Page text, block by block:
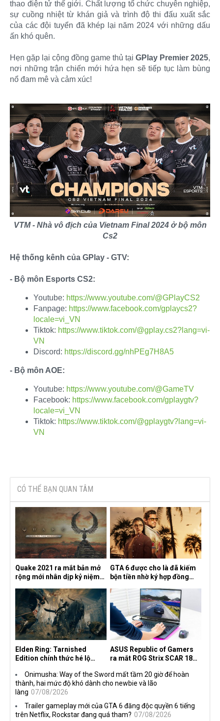
thao điện tử thế giới. Chất lượng tổ chức chuyên nghiệp,
sự cuồng nhiệt từ khán giả và trình độ thi đấu xuất sắc
của các đội tuyển đã khép lại năm 2024 với những dấu
ấn khó quên.
Hẹn gặp lại cộng đồng game thủ tại GPlay Premier 2025,
nơi những trận chiến mới hứa hẹn sẽ tiếp tục làm bùng
nổ đam mê và cảm xúc!​
VTM - Nhà vô địch của Vietnam Final 2024 ở bộ môn
Cs2
Hệ thống kênh của GPlay - GTV:
- Bộ môn Esports CS2:
Youtube: https://www.youtube.com/@GPlayCS2
Fanpage: https://www.facebook.com/gplaycs2?
locale=vi_VN
Tiktok: https://www.tiktok.com/@gplay.cs2?lang=vi-
VN
Discord: https://discord.gg/nhPEg7H8A5
- Bộ môn AOE:
Youtube: https://www.youtube.com/@GameTV
Facebook: https://www.facebook.com/gplaygtv?
locale=vi_VN
Tiktok: https://www.tiktok.com/@gplaygtv?lang=vi-
VN
CÓ THỂ BẠN QUAN TÂM
Quake 2021 ra mắt bản mở
rộng mới nhân dịp kỷ niệm
the Machine
GTA 6 được cho là đã kiếm
bộn tiền nhờ ký hợp đồng
Elden Ring: Tarnished
Edition chính thức hé lộ
ASUS Republic of Gamers
ra mắt ROG Strix SCAR 18
Onimusha: Way of the Sword mất tầm 20 giờ để hoàn
thành, hai mức độ khó dành cho newbie và lão
làng 07/08/2026
Trailer gameplay mới của GTA 6 đăng độc quyền 6 tiếng
trên Netflix, Rockstar đang quá tham? 07/08/2026